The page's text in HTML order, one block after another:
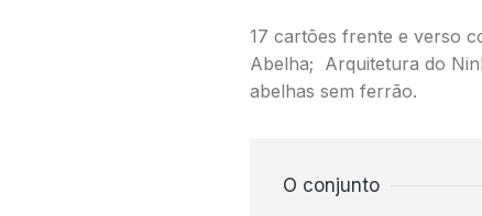
17 cartões frente e verso
Abelha; Arquitetura do
abelhas sem ferrão.
O conjunto